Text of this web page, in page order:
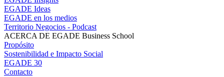
EGADE Ideas
EGADE en los medios
Territorio Negocios - Podcast
ACERCA DE EGADE Business School
Propósito
Sostenibilidad e Impacto Social
EGADE 30
Contacto